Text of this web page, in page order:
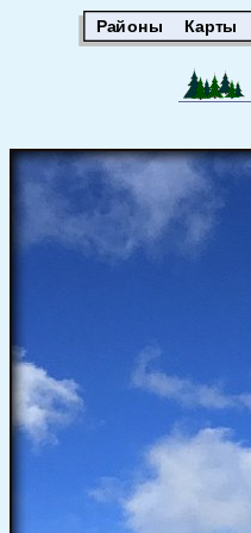
Районы Карты